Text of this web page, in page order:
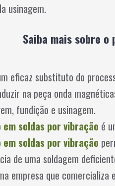
usinagem.
Saiba mais sobre
eficaz substituto do
na peça onda
fundição e usinagem.
soldas por vibração é
soldas por vibração
de uma soldagem
empresa que comercializa